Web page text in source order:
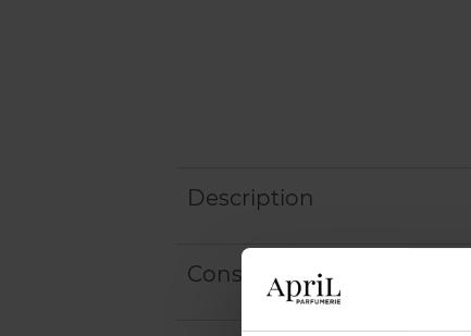
Description
Conseil d'utilisation